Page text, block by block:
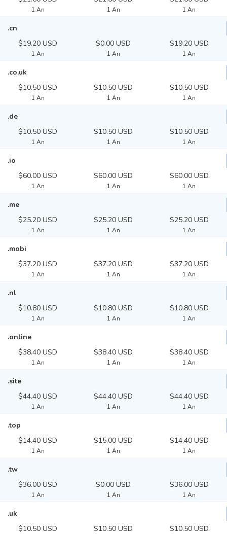
1 An 1 An 1 An
.cn
$19.20 USD
1 An
$0.00 USD
1 An
$19.20 USD
1 An
.co.uk
$10.50 USD
1 An
$10.50 USD
1 An
$10.50 USD
1 An
.de
$10.50 USD
1 An
$10.50 USD
1 An
$10.50 USD
1 An
.io
$60.00 USD
1 An
$60.00 USD
1 An
$60.00 USD
1 An
.me
$25.20 USD
1 An
$25.20 USD
1 An
$25.20 USD
1 An
.mobi
$37.20 USD
1 An
$37.20 USD
1 An
$37.20 USD
1 An
.nl
$10.80 USD
1 An
$10.80 USD
1 An
$10.80 USD
1 An
.online
$38.40 USD
1 An
$38.40 USD
1 An
$38.40 USD
1 An
.site
$44.40 USD
1 An
$44.40 USD
1 An
$44.40 USD
1 An
.top
$14.40 USD
1 An
$15.00 USD
1 An
$14.40 USD
1 An
.tw
$36.00 USD
1 An
$0.00 USD
1 An
$36.00 USD
1 An
.uk
$10.50 USD
$10.50 USD $10.50 USD